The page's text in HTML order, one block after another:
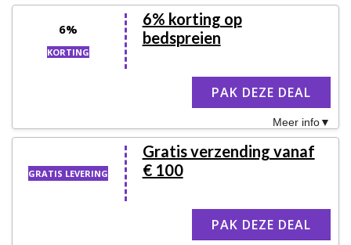
6%
KORTING
6% korting op
bedspreien
PAK DEZE DEAL
Meer info
GRATIS LEVERING
Gratis verzending vanaf
€ 100
PAK DEZE DEAL